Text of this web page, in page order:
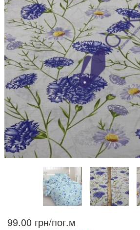
99.00 грн/пог.м